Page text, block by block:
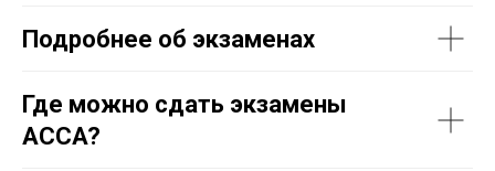
Подробнее об экзаменах
Где можно сдать экзамены
ACCA?